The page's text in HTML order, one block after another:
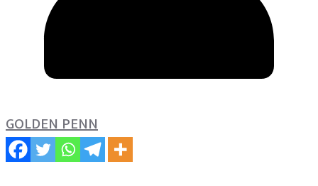
GOLDEN PENN